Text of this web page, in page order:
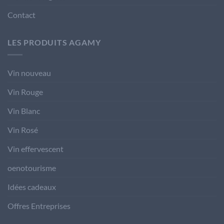
Contact
LES PRODUITS AGAMY
Vin nouveau
Vin Rouge
Vin Blanc
Vin Rosé
Vin effervescent
oenotourisme
Idées cadeaux
Offres Entreprises